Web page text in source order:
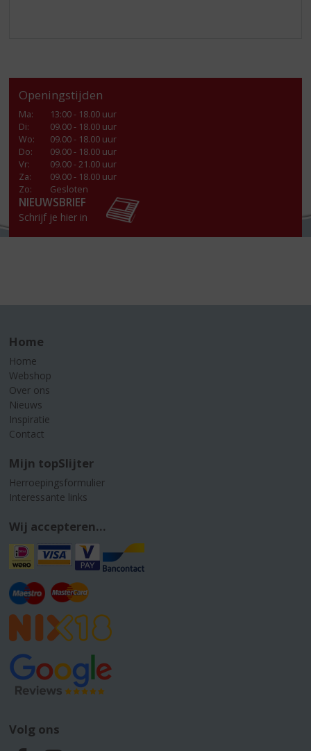
Openingstijden
Ma:
13:00 - 18.00 uur
Di:
09.00 - 18.00 uur
Wo:
09.00 - 18.00 uur
Do:
09.00 - 18.00 uur
Vr:
09.00 - 21.00 uur
Za:
09.00 - 18.00 uur
Zo:
Gesloten
NIEUWSBRIEF
Schrijf je hier in
Home
Home
Webshop
Over ons
Nieuws
Inspiratie
Contact
Mijn topSlijter
Herroepingsformulier
Interessante links
Wij accepteren...
Volg ons